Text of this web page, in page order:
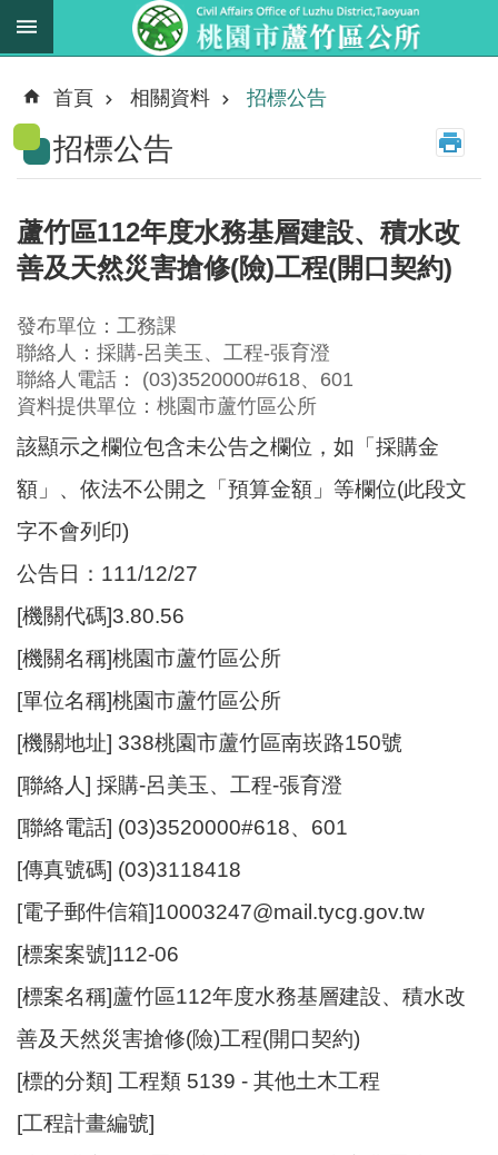
跳到主要內容區塊
新
消
息
務
職
掌
法
規
資
料
進
搜
蘆
竹
區
介
紹
訊
公
告
生
便
民
訊
機
關
首頁 相關資料 招標公告
招標公告
蘆竹區112年度水務基層建設、積水改
善及天然災害搶修(險)工程(開口契約)
發布單位：工務課
聯絡人：採購-呂美玉、工程-張育澄
聯絡人電話： (03)3520000#618、601
資料提供單位：桃園市蘆竹區公所
該顯示之欄位包含未公告之欄位，如「採購金
額」、依法不公開之「預算金額」等欄位(此段文
字不會列印)
公告日：111/12/27
[機關代碼]3.80.56
[機關名稱]桃園市蘆竹區公所
[單位名稱]桃園市蘆竹區公所
[機關地址] 338桃園市蘆竹區南崁路150號
[聯絡人] 採購-呂美玉、工程-張育澄
[聯絡電話] (03)3520000#618、601
[傳真號碼] (03)3118418
[電子郵件信箱]10003247@mail.tycg.gov.tw
[標案案號]112-06
[標案名稱]蘆竹區112年度水務基層建設、積水改
善及天然災害搶修(險)工程(開口契約)
[標的分類] 工程類 5139 - 其他土木工程
[工程計畫編號]